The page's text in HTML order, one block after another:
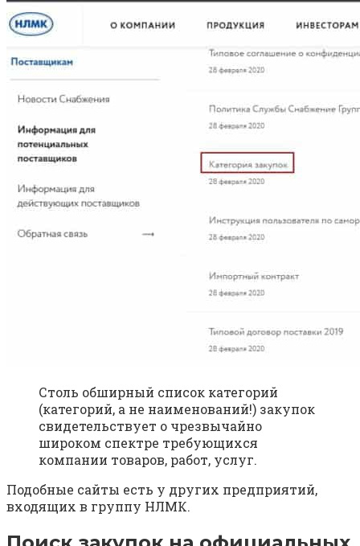
Столь обширный список категорий
(категорий, а не наименований!) закупок
свидетельствует о чрезвычайно
широком спектре требующихся
компании товаров, работ, услуг.
Подобные сайты есть у других предприятий,
входящих в группу НЛМК.